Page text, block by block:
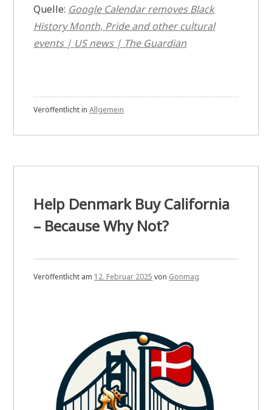
Quelle: Google Calendar removes Black
History Month, Pride and other cultural
events | US news | The Guardian
Veröffentlicht inAllgemein
Help Denmark Buy California
– Because Why Not?
Veröffentlicht am 12. Februar 2025 von Gonmag